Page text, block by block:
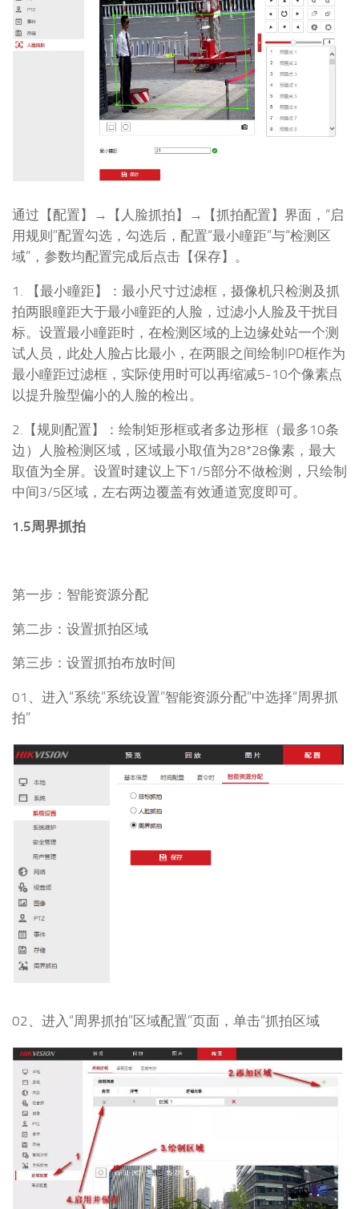
通过【配置】→【人脸抓拍】→【抓拍配置】界面，“启
用规则”配置勾选，勾选后，配置“最小瞳距”与“检测区
域”，参数均配置完成后点击【保存】。
1. 【最小瞳距】：最小尺寸过滤框，摄像机只检测及抓
拍两眼瞳距大于最小瞳距的人脸，过滤小人脸及干扰目
标。设置最小瞳距时，在检测区域的上边缘处站一个测
试人员，此处人脸占比最小，在两眼之间绘制IPD框作为
最小瞳距过滤框，实际使用时可以再缩减5-10个像素点
以提升脸型偏小的人脸的检出。
2.【规则配置】：绘制矩形框或者多边形框（最多10条
边）人脸检测区域，区域最小取值为28*28像素，最大
取值为全屏。设置时建议上下1/5部分不做检测，只绘制
中间3/5区域，左右两边覆盖有效通道宽度即可。
1.5周界抓拍
第一步：智能资源分配
第二步：设置抓拍区域
第三步：设置抓拍布放时间
01、进入“系统”系统设置”智能资源分配”中选择“周界抓
拍”
02、进入“周界抓拍”区域配置”页面，单击“抓拍区域